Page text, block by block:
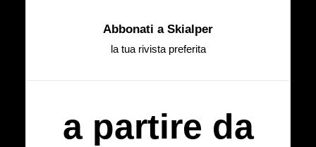
Abbonati a Skialper
la tua rivista preferita
a partire da